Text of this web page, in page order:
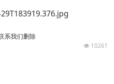
系我们删除
10261